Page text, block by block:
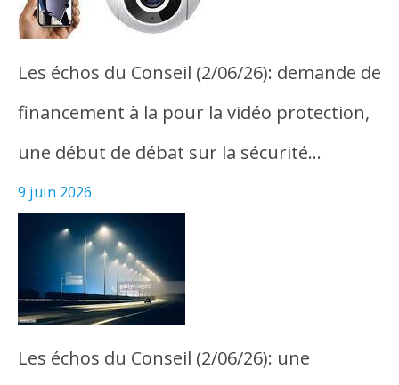
Les échos du Conseil (2/06/26): demande de
financement à la pour la vidéo protection,
une début de débat sur la sécurité…
9 juin 2026
Les échos du Conseil (2/06/26): une